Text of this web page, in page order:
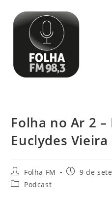
Folha no Ar 2
Euclydes
Folha FM
9 de
Podcast